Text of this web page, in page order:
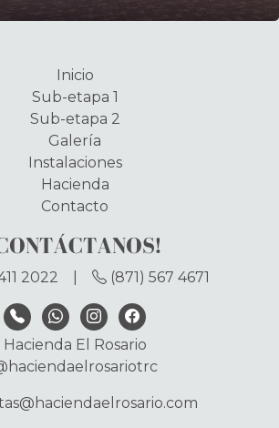
Inicio
Sub-etapa 1
Sub-etapa 2
Galería
Instalaciones
Hacienda
Contacto
2022 (871) 567 4671
Hacienda El Rosario